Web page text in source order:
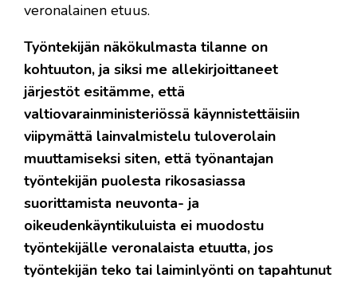
veronalainen etuus.
Työntekijän näkökulmasta tilanne on
kohtuuton, ja siksi me allekirjoittaneet
järjestöt esitämme, että
valtiovarainministeriössä käynnistettäisiin
viipymättä lainvalmistelu tuloverolain
muuttamiseksi siten, että työnantajan
työntekijän puolesta rikosasiassa
suorittamista neuvonta- ja
oikeudenkäyntikuluista ei muodostu
työntekijälle veronalaista etuutta, jos
työntekijän teko tai laiminlyönti on tapahtunut